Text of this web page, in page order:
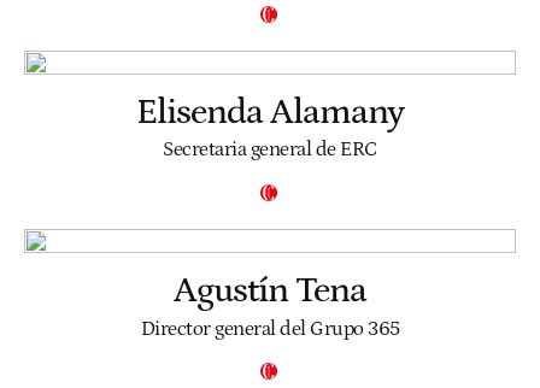
Elisenda Alamany
Secretaria general de ERC
Agustín Tena
Director general del Grupo 365